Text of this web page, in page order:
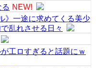
る NEW!
》一途に求めてくる美少
乱れさせる日々
工ロすぎると話題にｗ